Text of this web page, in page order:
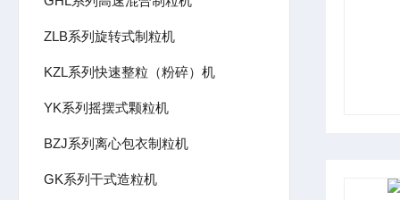
ZLB系列旋转式制粒机
KZL系列快速整粒（粉碎）机
YK系列摇摆式颗粒机
BZJ系列离心包衣制粒机
GK系列干式造粒机